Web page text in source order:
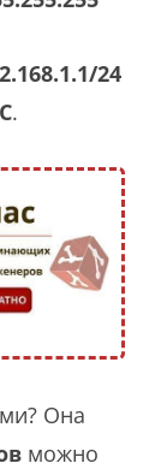
24
C.
Она
можно